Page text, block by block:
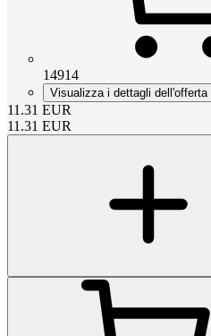
14914
Visualizza i dettagli dell'offerta
11.31 EUR
11.31 EUR